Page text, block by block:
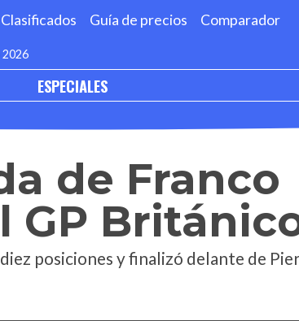
Clasificados Guía de precios Comparador
2026
ESPECIALES
de Franco
GP
posiciones y finalizó delante de